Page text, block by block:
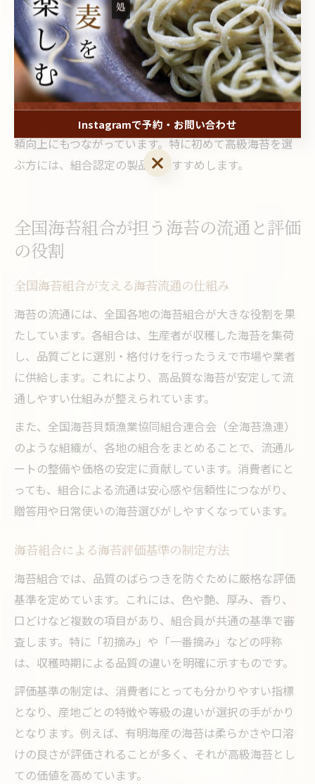
一方で、安い海苔は基準が緩やかで、厚みや色、香りに
ばらつきが見られることが多いです。組合を通さない流
通や、等級分けが曖昧なケースもあり、消費者が品質を
見極めるのが難しくなるリスクも存在します。
海苔組合が果たす役割は、消費者に安心・安全な海苔を
届けるとともに、生産者の安定した収入や業界全体の信
頼向上にもつながっています。特に初めて高級海苔を選
ぶ方には、組合認定の製品をおすすめします。
全国海苔組合が担う海苔の流通と評価
の役割
全国海苔組合が支える海苔流通の仕組み
海苔の流通には、全国各地の海苔組合が大きな役割を果
たしています。各組合は、生産者が収穫した海苔を集荷
し、品質ごとに選別・格付けを行ったうえで市場や業者
に供給します。これにより、高品質な海苔が安定して流
通しやすい仕組みが整えられています。
また、全国海苔貝類漁業協同組合連合会（全海苔漁連）
のような組織が、各地の組合をまとめることで、流通ル
ートの整備や価格の安定に貢献しています。消費者にと
っても、組合による流通は安心感や信頼性につながり、
贈答用や日常使いの海苔選びがしやすくなっています。
海苔組合による海苔評価基準の制定方法
海苔組合では、品質のばらつきを防ぐために厳格な評価
基準を定めています。これには、色や艶、厚み、香り、
口どけなど複数の項目があり、組合員が共通の基準で審
査します。特に「初摘み」や「一番摘み」などの呼称
は、収穫時期による品質の違いを明確に示すものです。
評価基準の制定は、消費者にとっても分かりやすい指標
となり、産地ごとの特徴や等級の違いが選択の手がかり
となります。例えば、有明海産の海苔は柔らかさや口溶
けの良さが評価されることが多く、それが高級海苔とし
ての価値を高めています。
Instagramで予約・お問い合わせ
Instagramで予約・お問い合わせ